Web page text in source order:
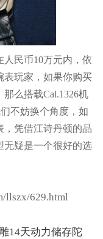
民币10万元内，依
表玩家，如果你购买
么搭载Cal.1326机
不妨换个角度，如
，凭借江诗丹顿的品
无疑是一个很好的选
llszx/629.html
14天动力储存陀